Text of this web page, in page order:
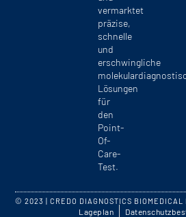
vermarktet
präzise,
schnelle
und
erschwingliche
Lösungen
für
den
Point-
Of-
Care-
Test.
Lageplan
© 2023 | CREDO DIAGNOSTICS BIOMEDICAL